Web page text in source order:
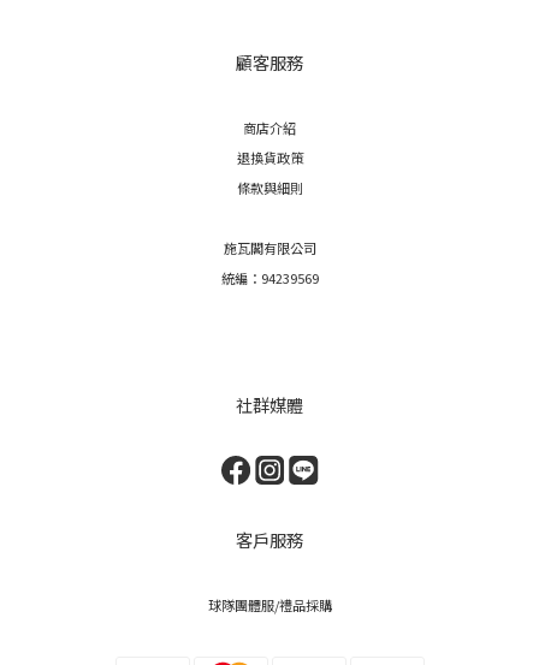
顧客服務
商店介紹
退換貨政策
條款與細則
施瓦閣有限公司
統編：94239569
社群媒體
客戶服務
球隊團體服/禮品採購